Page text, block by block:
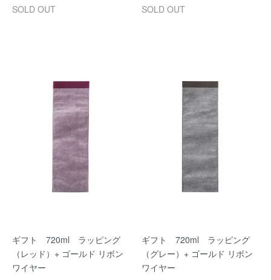
SOLD OUT
SOLD OUT
ギフト 720ml ラッピング
（レッド）+ ゴールド リボン
ワイヤー
ギフト 720ml ラッピング
（グレー）+ ゴールド リボン
ワイヤー